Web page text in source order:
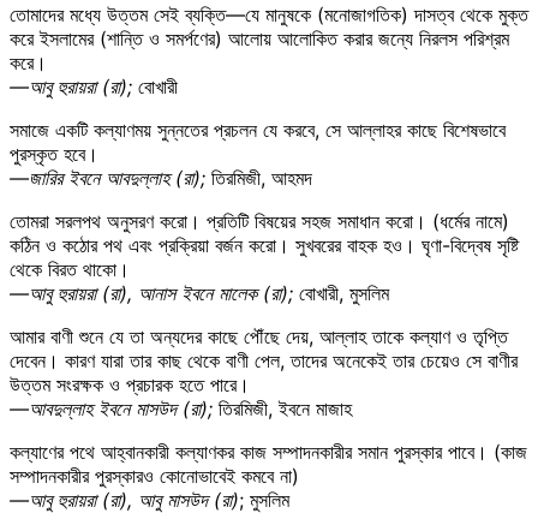
তোমাদের মধ্যে উত্তম সেই ব্যক্তি—যে মানুষকে (মনোজাগতিক) দাসত্ব থেকে মুক্ত
করে ইসলামের (শান্তি ও সমর্পণের) আলোয় আলোকিত করার জন্যে নিরলস পরিশ্রম
করে।
—আবু হুরায়রা (রা); বোখারী
সমাজে একটি কল্যাণময় সুন্নতের প্রচলন যে করবে, সে আল্লাহর কাছে বিশেষভাবে
পুরস্কৃত হবে।
—জারির ইবনে আবদুল্লাহ (রা); তিরমিজী, আহমদ
তোমরা সরলপথ অনুসরণ করো। প্রতিটি বিষয়ের সহজ সমাধান করো। (ধর্মের নামে)
কঠিন ও কঠোর পথ এবং প্রক্রিয়া বর্জন করো। সুখবরের বাহক হও। ঘৃণা-বিদ্বেষ সৃষ্টি
থেকে বিরত থাকো।
—আবু হুরায়রা (রা), আনাস ইবনে মালেক (রা); বোখারী, মুসলিম
আমার বাণী শুনে যে তা অন্যদের কাছে পৌঁছে দেয়, আল্লাহ তাকে কল্যাণ ও তৃপ্তি
দেবেন। কারণ যারা তার কাছ থেকে বাণী পেল, তাদের অনেকেই তার চেয়েও সে বাণীর
উত্তম সংরক্ষক ও প্রচারক হতে পারে।
—আবদুল্লাহ ইবনে মাসউদ (রা); তিরমিজী, ইবনে মাজাহ
কল্যাণের পথে আহ্বানকারী কল্যাণকর কাজ সম্পাদনকারীর সমান পুরস্কার পাবে। (কাজ
সম্পাদনকারীর পুরস্কারও কোনোভাবেই কমবে না)
—আবু হুরায়রা (রা), আবু মাসউদ (রা); মুসলিম